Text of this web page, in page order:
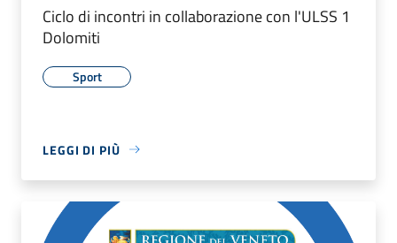
Ciclo di incontri in collaborazione con l'ULSS 1
Dolomiti
Sport
LEGGI DI PIÙ